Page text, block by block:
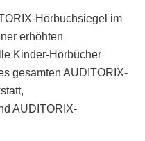
Hörbuchsiegel im
erhöhten
Kinder-Hörbücher
gesamten AUDITORIX-
AUDITORIX-